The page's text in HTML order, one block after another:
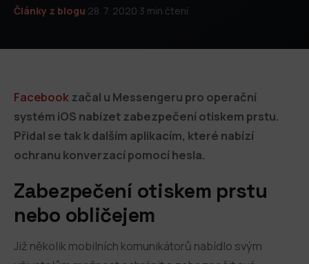
Články z blogu·28. 7. 2020·3 min čtení
Facebook začal u Messengeru pro operační
systém iOS nabízet zabezpečení otiskem prstu.
Přidal se tak k dalším aplikacím, které nabízí
ochranu konverzací pomocí hesla.
Zabezpečení otiskem prstu
nebo obličejem
Již několik mobilních komunikátorů nabídlo svým